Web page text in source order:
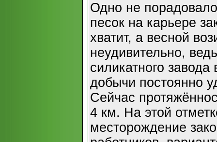
Одно не
песок на карьере
хватит, а весной
неудивительно,
силикатного
добычи постоянно
Сейчас
4 км. На этой
месторождение